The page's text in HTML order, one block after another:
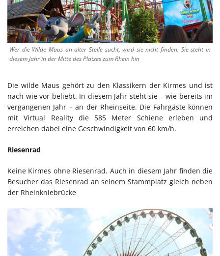
Wer die Wilde Maus an alter Stelle sucht, wird sie nicht finden. Sie steht in
diesem Jahr in der Mitte des Platzes zum Rhein hin
Die wilde Maus gehört zu den Klassikern der Kirmes und ist
nach wie vor beliebt. In diesem Jahr steht sie – wie bereits im
vergangenen Jahr – an der Rheinseite. Die Fahrgäste können
mit Virtual Reality die 585 Meter Schiene erleben und
erreichen dabei eine Geschwindigkeit von 60 km/h.
Riesenrad
Keine Kirmes ohne Riesenrad. Auch in diesem Jahr finden die
Besucher das Riesenrad an seinem Stammplatz gleich neben
der Rheinkniebrücke